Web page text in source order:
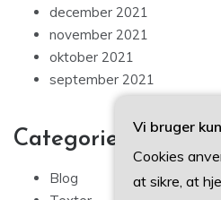
december 2021
november 2021
oktober 2021
september 2021
Categories
Blog
Vi bruger
Cookies
at sikre, at